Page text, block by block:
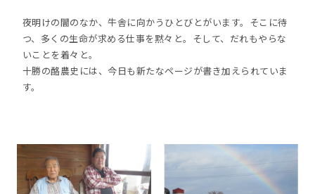
夜明けの闇のなか、牛舎に向かうひとびとがいます。そこに待
つ、多くの生命が求める仕事を黙々と。そして、だれもやらな
いことを着々と。
十勝の酪農史には、今日も新たなページが書き加えられていま
す。